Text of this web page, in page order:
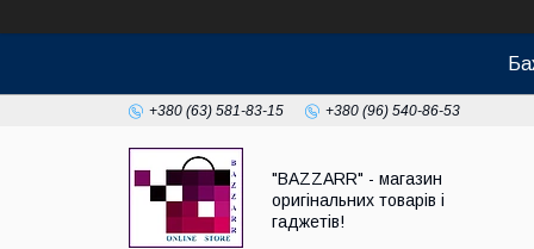
+380 (63) 581-83-15 +380 (96) 540-86-53
"BAZZARR" - магазин
оригінальних товарів і
гаджетів!